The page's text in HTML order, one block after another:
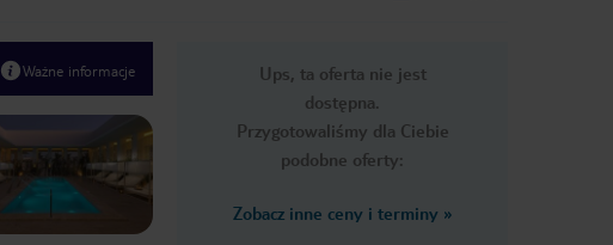
Ups, ta oferta nie jest
dostępna.
Przygotowaliśmy dla Ciebie
podobne oferty:
Zobacz inne ceny i terminy »
Ważne informacje
Next slide
1 /38